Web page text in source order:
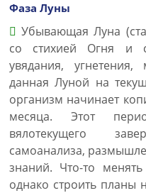
Фаза Луны
Убывающая Луна
со стихией Огня и
увядания, угнетения,
данная Луной на
организм начинает
месяца. Этот
вялотекущего
самоанализа,
знаний. Что-то
однако строить планы